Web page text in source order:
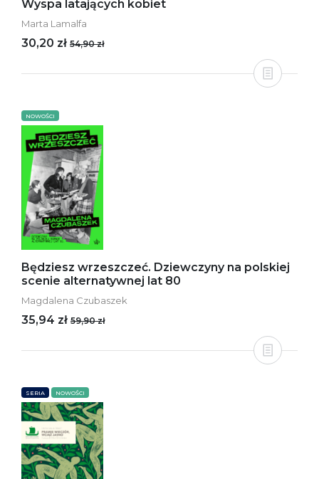
Wyspa latających kobiet
Marta Lamalfa
30,20 zł 54,90 zł
NOWOŚCI
Będziesz wrzeszczeć. Dziewczyny na polskiej
scenie alternatywnej lat 80
Magdalena Czubaszek
35,94 zł 59,90 zł
SERIA NOWOŚCI